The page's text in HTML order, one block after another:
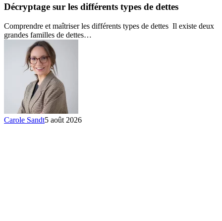
les
types
de
Décryptage sur les différents types de dettes
Comprendre et maîtriser les différents types de dettes Il existe deux
grandes familles de dettes…
Carole Sandt5 août 2026